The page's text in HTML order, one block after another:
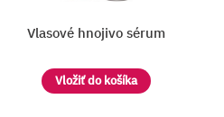
Vlasové hnojivo sérum
Vložiť do košíka